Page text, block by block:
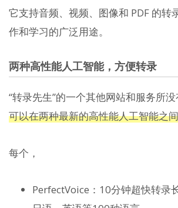
它支持音频、视频、图像和 PDF 的转
作和学习的广泛用途。
两种高性能人工智能，方便转录
“转录先生”的一个其他网站和服务所没
可以在两种最新的高性能人工智能之
每个，
PerfectVoice：10分钟超快转录